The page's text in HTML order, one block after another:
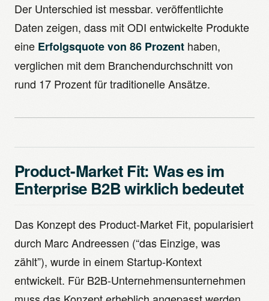
Der Unterschied ist messbar. veröffentlichte
Daten zeigen, dass mit ODI entwickelte Produkte
eine Erfolgsquote von 86 Prozent haben,
verglichen mit dem Branchendurchschnitt von
rund 17 Prozent für traditionelle Ansätze.
Product-Market Fit: Was es im
Enterprise B2B wirklich bedeutet
Das Konzept des Product-Market Fit, popularisiert
durch Marc Andreessen (“das Einzige, was
zählt”), wurde in einem Startup-Kontext
entwickelt. Für B2B-Unternehmensunternehmen